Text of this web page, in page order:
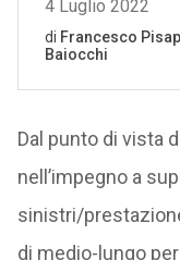
Dal punto di vista
nell’impegno a
sinistri/
di medio-lungo